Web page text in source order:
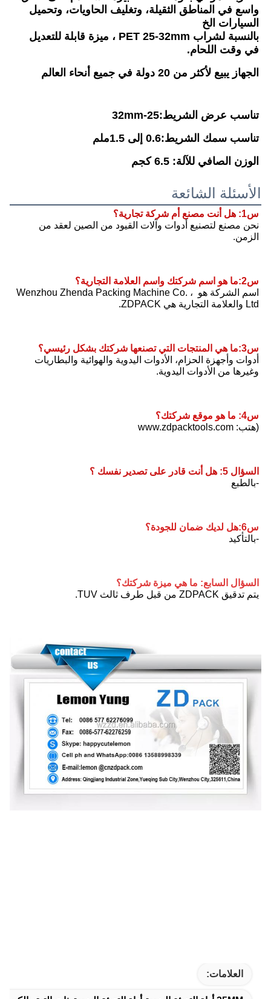
السيارات الخ
في وقت اللحام.
الجهاز يبيع لأكثر من 20 دولة في جميع أنحاء العالم
تناسب عرض الشريط:25-32mm
تناسب سمك الشريط:0.6 إلى 1.5ملم
الوزن الصافي للآلة: 6.5 كجم
الأسئلة الشائعة
س1: هل أنت مصنع أم شركة تجارية؟
الزمن.
س2:ما هو اسم شركتك واسم العلامة التجارية؟
اسم الشركة هو Wenzhou Zhenda Packing Machine Co. ،
Ltd والعلامة التجارية هي ZDPACK.
س3:ما هي المنتجات التي تصنعها شركتك بشكل رئيسي؟
وغيرها من الأدوات اليدوية.
س4: ما هو موقع شركتك؟
(هتب: www.zdpacktools.com
السؤال 5: هل أنت قادر على تصدير نفسك ؟
-بالطبع
س6:هل لديك ضمان للجودة؟
-بالتأكيد
السؤال السابع: ما هي ميزة شركتك؟
يتم تدقيق ZDPACK من قبل طرف ثالث TUV.
العلامات: